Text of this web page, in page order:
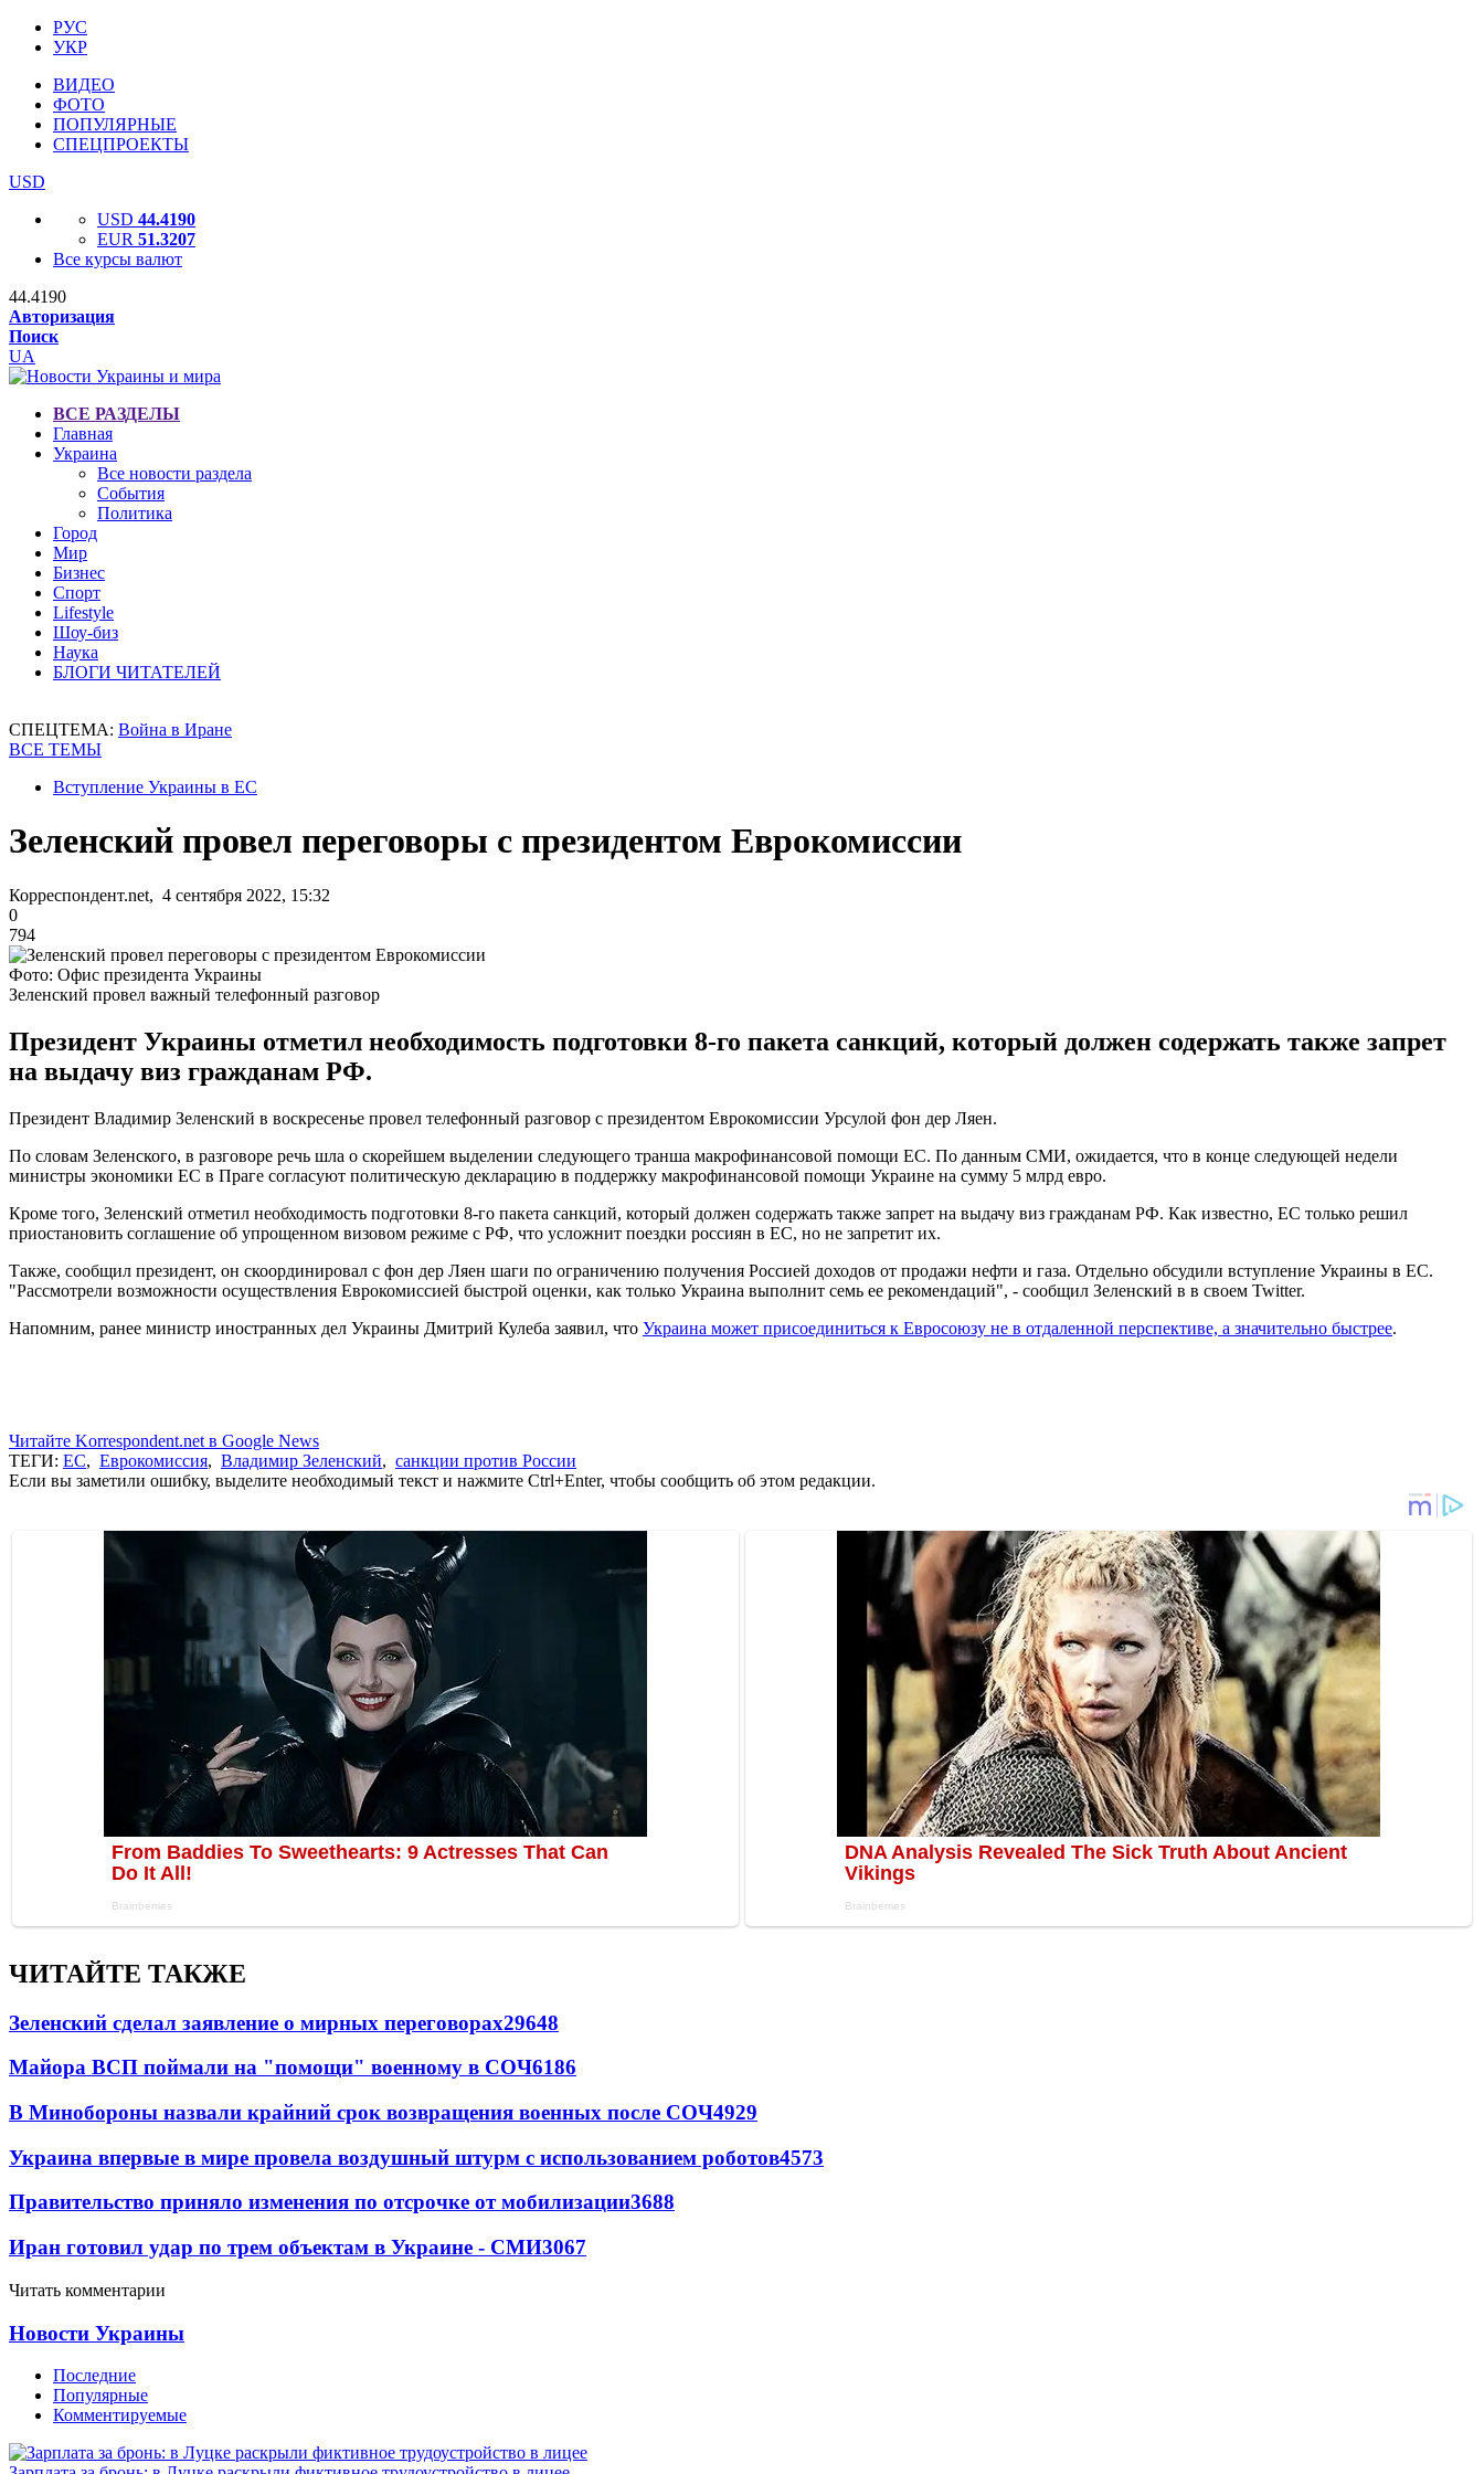
РУС
УКР
ВИДЕО
ФОТО
ПОПУЛЯРНЫЕ
СПЕЦПРОЕКТЫ
USD
USD 44.4190
EUR 51.3207
Все курсы валют
44.4190
Авторизация
Поиск
UA
ВСЕ РАЗДЕЛЫ
Главная
Украина
Все новости раздела
События
Политика
Город
Мир
Бизнес
Спорт
Lifestyle
Шоу-биз
Наука
БЛОГИ ЧИТАТЕЛЕЙ
СПЕЦТЕМА: Война в Иране
ВСЕ ТЕМЫ
Вступление Украины в ЕС
Зеленский провел переговоры с президентом Еврокомиссии
Корреспондент.net, 4 сентября 2022, 15:32
0
794
Фото: Офис президента Украины
Зеленский провел важный телефонный разговор
Президент Украины отметил необходимость подготовки 8-го пакета санкций, который должен содержать также запрет
на выдачу виз гражданам РФ.
Президент Владимир Зеленский в воскресенье провел телефонный разговор с президентом Еврокомиссии Урсулой фон дер Ляен.
По словам Зеленского, в разговоре речь шла о скорейшем выделении следующего транша макрофинансовой помощи ЕС. По данным СМИ, ожидается, что в конце следующей недели
министры экономики ЕС в Праге согласуют политическую декларацию в поддержку макрофинансовой помощи Украине на сумму 5 млрд евро.
Кроме того, Зеленский отметил необходимость подготовки 8-го пакета санкций, который должен содержать также запрет на выдачу виз гражданам РФ. Как известно, ЕС только решил
приостановить соглашение об упрощенном визовом режиме с РФ, что усложнит поездки россиян в ЕС, но не запретит их.
Также, сообщил президент, он скоординировал с фон дер Ляен шаги по ограничению получения Россией доходов от продажи нефти и газа. Отдельно обсудили вступление Украины в ЕС.
"Рассмотрели возможности осуществления Еврокомиссией быстрой оценки, как только Украина выполнит семь ее рекомендаций", - сообщил Зеленский в в своем Twitter.
Напомним, ранее министр иностранных дел Украины Дмитрий Кулеба заявил, что Украина может присоединиться к Евросоюзу не в отдаленной перспективе, а значительно быстрее.
Читайте Korrespondent.net в Google News
ТЕГИ: ЕС, Еврокомиссия, Владимир Зеленский, санкции против России
Если вы заметили ошибку, выделите необходимый текст и нажмите Ctrl+Enter, чтобы сообщить об этом редакции.
ЧИТАЙТЕ ТАКЖЕ
Зеленский сделал заявление о мирных переговорах29648
Майора ВСП поймали на "помощи" военному в СОЧ6186
В Минобороны назвали крайний срок возвращения военных после СОЧ4929
Украина впервые в мире провела воздушный штурм с использованием роботов4573
Правительство приняло изменения по отсрочке от мобилизации3688
Иран готовил удар по трем объектам в Украине - СМИ3067
Читать комментарии
Новости Украины
Последние
Популярные
Комментируемые